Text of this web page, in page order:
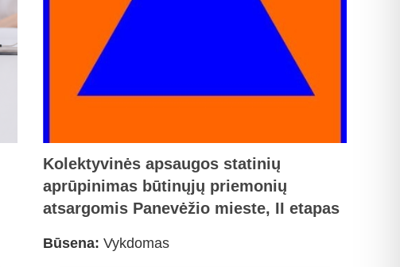
Kolektyvinės apsaugos statinių
aprūpinimas būtinųjų priemonių
atsargomis Panevėžio mieste, II etapas
Būsena: Vykdomas